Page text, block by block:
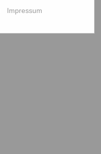
Impressum